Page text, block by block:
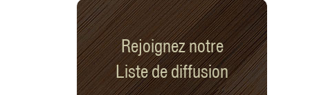
de légumes, de grains entiers, de
protéines végétales, de poisson et de
graisses saines peut aider votre
cerveau à fonctionner au mieux. La
bonne nouvelle, c’est que les meilleurs
aliments pour votre cerveau sont aussi
Rejoignez notre
Liste de diffusion